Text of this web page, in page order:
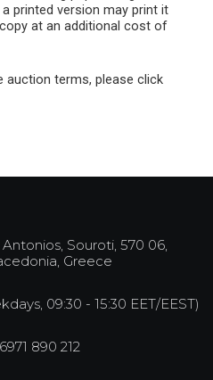
printed version may print it
at an additional cost of
auction terms, please click
Souroti, 570 06,
Greece
09:30 - 15:30 EET/EEST)
890 212